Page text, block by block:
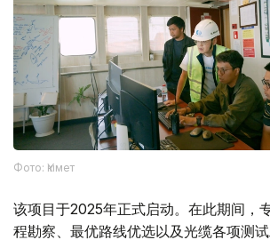
Фото: Үкімет
该项目于2025年正式启动。在此期间，
程勘察、最优路线优选以及光缆各项测试